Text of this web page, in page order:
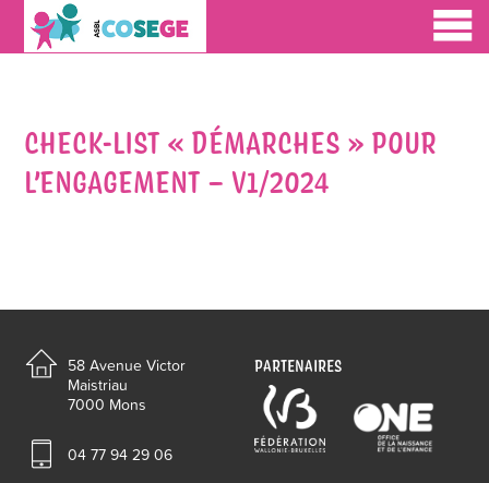
CHECK-LIST « DÉMARCHES » POUR
L’ENGAGEMENT – V1/2024
58 Avenue Victor
Maistriau
7000 Mons
04 77 94 29 06
PARTENAIRES